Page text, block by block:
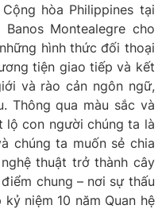
hòa Philippines tại
Montealegre cho
hình thức đối thoại
tiện giao tiếp và kết
và rào cản ngôn ngữ,
Thông qua màu sắc và
lộ con người chúng ta là
chúng ta muốn sẻ chia
thuật trở thành cây
chung – nơi sự thấu
niệm 10 năm Quan hệ